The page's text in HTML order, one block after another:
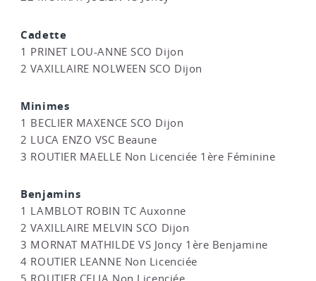
Cadette
1 PRINET LOU-ANNE SCO Dijon
2 VAXILLAIRE NOLWEEN SCO Dijon
Minimes
1 BECLIER MAXENCE SCO Dijon
2 LUCA ENZO VSC Beaune
3 ROUTIER MAELLE Non Licenciée 1ère Féminine
Benjamins
1 LAMBLOT ROBIN TC Auxonne
2 VAXILLAIRE MELVIN SCO Dijon
3 MORNAT MATHILDE VS Joncy 1ère Benjamine
4 ROUTIER LEANNE Non Licenciée